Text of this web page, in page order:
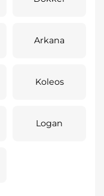
Arkana
Koleos
Logan